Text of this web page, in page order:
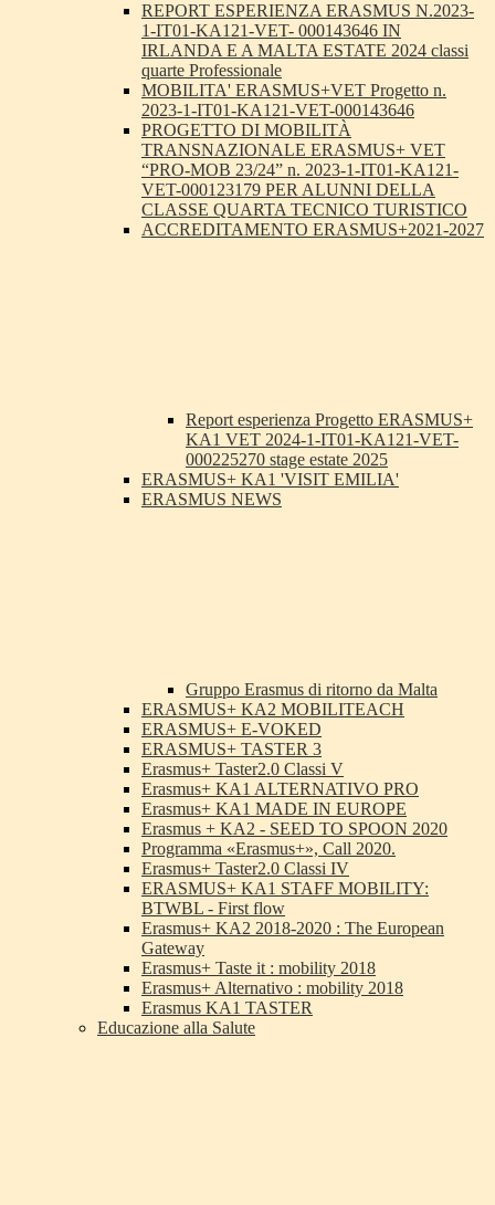
REPORT ESPERIENZA ERASMUS N.2023-
1-IT01-KA121-VET- 000143646 IN
IRLANDA E A MALTA ESTATE 2024 classi
quarte Professionale
MOBILITA' ERASMUS+VET Progetto n.
2023-1-IT01-KA121-VET-000143646
PROGETTO DI MOBILITÀ
TRANSNAZIONALE ERASMUS+ VET
“PRO-MOB 23/24” n. 2023-1-IT01-KA121-
VET-000123179 PER ALUNNI DELLA
CLASSE QUARTA TECNICO TURISTICO
ACCREDITAMENTO ERASMUS+2021-2027
Report esperienza Progetto ERASMUS+
KA1 VET 2024-1-IT01-KA121-VET-
000225270 stage estate 2025
ERASMUS+ KA1 'VISIT EMILIA'
ERASMUS NEWS
Gruppo Erasmus di ritorno da Malta
ERASMUS+ KA2 MOBILITEACH
ERASMUS+ E-VOKED
ERASMUS+ TASTER 3
Erasmus+ Taster2.0 Classi V
Erasmus+ KA1 ALTERNATIVO PRO
Erasmus+ KA1 MADE IN EUROPE
Erasmus + KA2 - SEED TO SPOON 2020
Programma «Erasmus+», Call 2020.
Erasmus+ Taster2.0 Classi IV
ERASMUS+ KA1 STAFF MOBILITY:
BTWBL - First flow
Erasmus+ KA2 2018-2020 : The European
Gateway
Erasmus+ Taste it : mobility 2018
Erasmus+ Alternativo : mobility 2018
Erasmus KA1 TASTER
Educazione alla Salute